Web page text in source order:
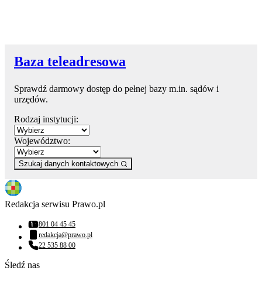
Baza teleadresowa
Sprawdź darmowy dostęp do pełnej bazy m.in. sądów i
urzędów.
Rodzaj instytucji:
Województwo:
Szukaj danych kontaktowych
Redakcja serwisu Prawo.pl
Numer telefonu:
801 04 45 45
Adres email:
redakcja@prawo.pl
Numer telefonu:
22 535 88 00
Śledź nas